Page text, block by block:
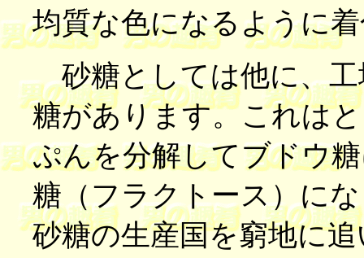
均質な色になるように
砂糖としては他に、工
糖があります。これは
ぷんを分解してブドウ
糖（フラクトース）に
砂糖の生産国を窮地に